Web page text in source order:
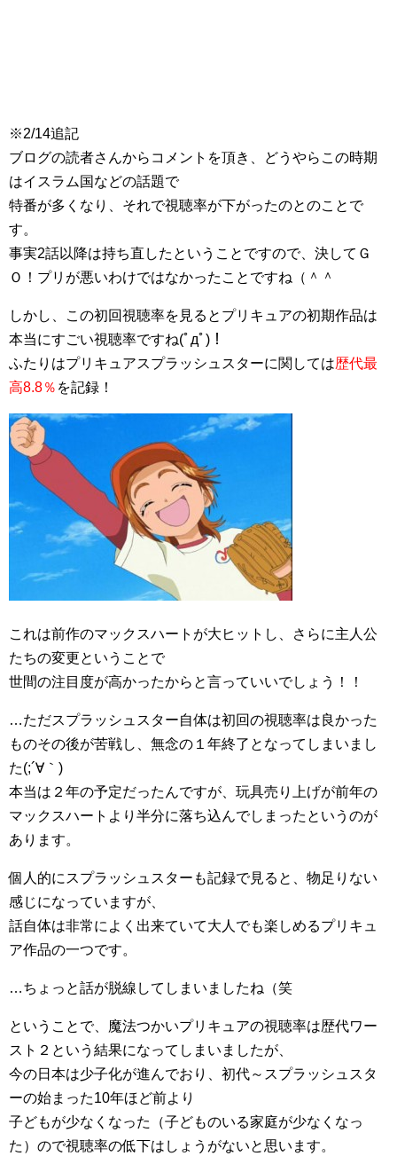
※2/14追記
ブログの読者さんからコメントを頂き、どうやらこの時期
はイスラム国などの話題で
特番が多くなり、それで視聴率が下がったのとのことで
す。
事実2話以降は持ち直したということですので、決してＧ
Ｏ！プリが悪いわけではなかったことですね（＾＾
しかし、この初回視聴率を見るとプリキュアの初期作品は
本当にすごい視聴率ですね(ﾟдﾟ)！
ふたりはプリキュアスプラッシュスターに関しては歴代最
高8.8％ を記録！
これは前作のマックスハートが大ヒットし、さらに主人公
たちの変更ということで
世間の注目度が高かったからと言っていいでしょう！！
…ただスプラッシュスター自体は初回の視聴率は良かった
ものその後が苦戦し、無念の１年終了となってしまいまし
た(;´∀｀)
本当は２年の予定だったんですが、玩具売り上げが前年の
マックスハートより半分に落ち込んでしまったというのが
あります。
個人的にスプラッシュスターも記録で見ると、物足りない
感じになっていますが、
話自体は非常によく出来ていて大人でも楽しめるプリキュ
ア作品の一つです。
…ちょっと話が脱線してしまいましたね（笑
ということで、魔法つかいプリキュアの視聴率は歴代ワー
スト２という結果になってしまいましたが、
今の日本は少子化が進んでおり、初代～スプラッシュスタ
ーの始まった10年ほど前より
子どもが少なくなった（子どものいる家庭が少なくなっ
た）ので視聴率の低下はしょうがないと思います。